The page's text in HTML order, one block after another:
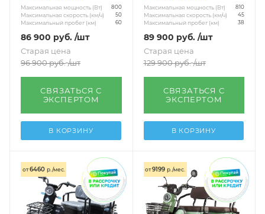
Максимальная мощность (Вт) 800
Максимальная скорость (км/ч) 50
Максимальный пробег (км) 60
86 900 руб. /шт
Старая цена
96 900руб. /шт
СВЯЗАТЬСЯ С
ЭКСПЕРТОМ
В КОРЗИНУ
Максимальная мощность (Вт) 810
Максимальная скорость (км/ч) 45
Максимальный пробег (км) 38
89 900 руб. /шт
Старая цена
129 900руб. /шт
СВЯЗАТЬСЯ С
ЭКСПЕРТОМ
В КОРЗИНУ
от6460 р./мес. от9199 р./мес.